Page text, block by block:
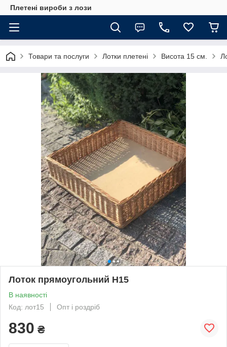
Плетені вироби з лози
Товари та послуги Лотки плетені Висота 15 см.
Лоток прямоугольний H15
В наявності
Код: лот15
Опт і роздріб
830 ₴